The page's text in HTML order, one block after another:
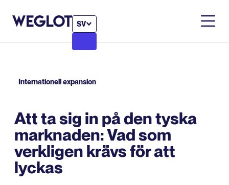
SV
Internationell expansion
Att ta sig in på den tyska
marknaden: Vad som
verkligen krävs för att
lyckas